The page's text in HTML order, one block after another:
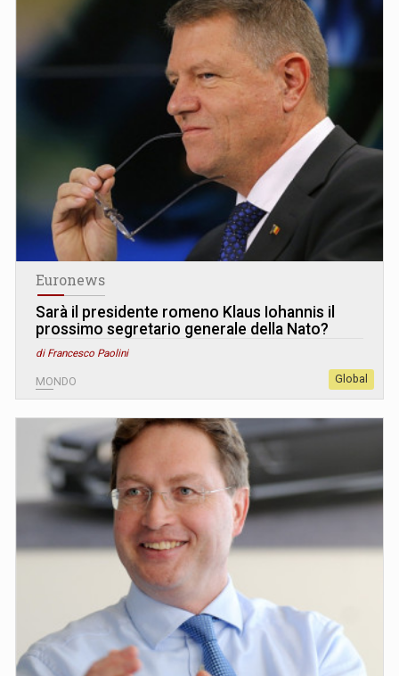
Euronews
Sarà il presidente romeno Klaus Iohannis il
prossimo segretario generale della Nato?
di Francesco Paolini
MONDO Global